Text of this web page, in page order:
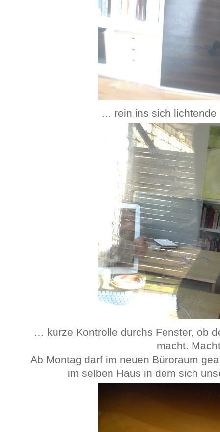
… rein ins sich lichtende
… kurze Kontrolle durchs Fenster, ob
macht.
Ab Montag darf im neuen Büroraum
im selben Haus in dem sich